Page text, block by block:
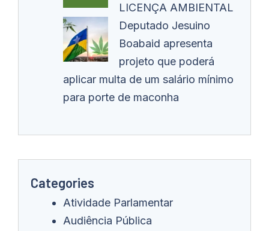
LICENÇA AMBIENTAL
Deputado Jesuino
Boabaid apresenta
projeto que poderá
aplicar multa de um salário mínimo
para porte de maconha
Categories
Atividade Parlamentar
Audiência Pública